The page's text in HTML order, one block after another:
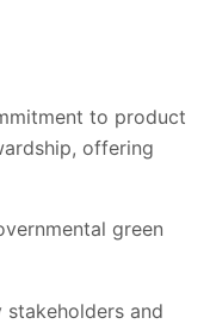
to product
offering
green
and